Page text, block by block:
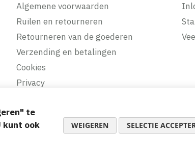
Algemene voorwaarden
Ruilen en retourneren
Retourneren van de goederen
Verzending en betalingen
Cookies
Privacy
te
kunt ook
WEIGEREN SELECTIE